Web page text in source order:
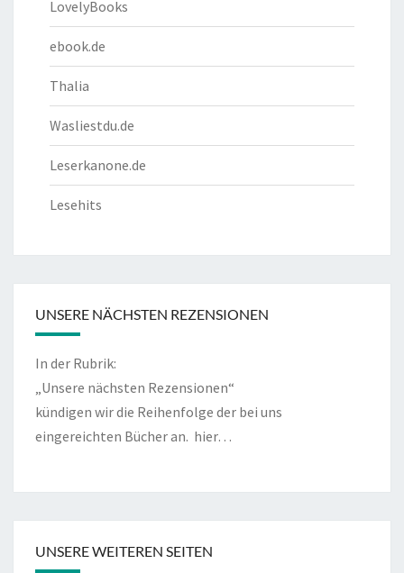
LovelyBooks
ebook.de
Thalia
Wasliestdu.de
Leserkanone.de
Lesehits
UNSERE NÄCHSTEN REZENSIONEN
In der Rubrik:
„Unsere nächsten Rezensionen“
kündigen wir die Reihenfolge der bei uns
eingereichten Bücher an. hier…
UNSERE WEITEREN SEITEN